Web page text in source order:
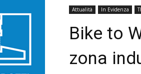
Attualità In Evidenza
Bike to
zona